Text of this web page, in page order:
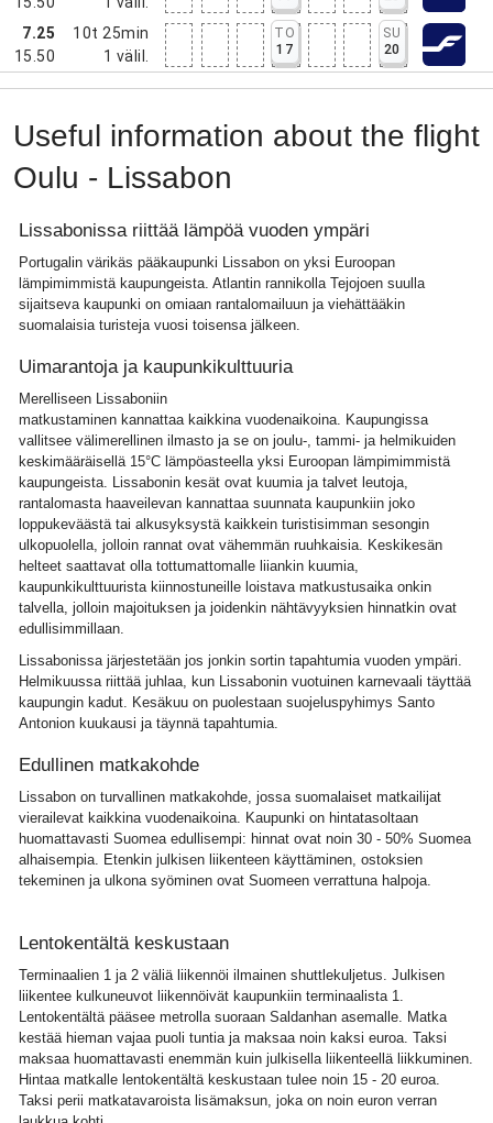
7.25
15.50
10t 25min
1 välil.
TO
17
SU
20
Useful information about the flight
Oulu - Lissabon
Lissabonissa riittää lämpöä vuoden ympäri
Portugalin värikäs pääkaupunki Lissabon on yksi Euroopan
lämpimimmistä kaupungeista. Atlantin rannikolla Tejojoen suulla
sijaitseva kaupunki on omiaan rantalomailuun ja viehättääkin
suomalaisia turisteja vuosi toisensa jälkeen.
Uimarantoja ja kaupunkikulttuuria
Merelliseen Lissaboniin
matkustaminen kannattaa kaikkina vuodenaikoina. Kaupungissa
vallitsee välimerellinen ilmasto ja se on joulu-, tammi- ja helmikuiden
keskimääräisellä 15°C lämpöasteella yksi Euroopan lämpimimmistä
kaupungeista. Lissabonin kesät ovat kuumia ja talvet leutoja,
rantalomasta haaveilevan kannattaa suunnata kaupunkiin joko
loppukeväästä tai alkusyksystä kaikkein turistisimman sesongin
ulkopuolella, jolloin rannat ovat vähemmän ruuhkaisia. Keskikesän
helteet saattavat olla tottumattomalle liiankin kuumia,
kaupunkikulttuurista kiinnostuneille loistava matkustusaika onkin
talvella, jolloin majoituksen ja joidenkin nähtävyyksien hinnatkin ovat
edullisimmillaan.
Lissabonissa järjestetään jos jonkin sortin tapahtumia vuoden ympäri.
Helmikuussa riittää juhlaa, kun Lissabonin vuotuinen karnevaali täyttää
kaupungin kadut. Kesäkuu on puolestaan suojeluspyhimys Santo
Antonion kuukausi ja täynnä tapahtumia.
Edullinen matkakohde
Lissabon on turvallinen matkakohde, jossa suomalaiset matkailijat
vierailevat kaikkina vuodenaikoina. Kaupunki on hintatasoltaan
huomattavasti Suomea edullisempi: hinnat ovat noin 30 - 50% Suomea
alhaisempia. Etenkin julkisen liikenteen käyttäminen, ostoksien
tekeminen ja ulkona syöminen ovat Suomeen verrattuna halpoja.
Lentokentältä keskustaan
Terminaalien 1 ja 2 väliä liikennöi ilmainen shuttlekuljetus. Julkisen
liikentee kulkuneuvot liikennöivät kaupunkiin terminaalista 1.
Lentokentältä pääsee metrolla suoraan Saldanhan asemalle. Matka
kestää hieman vajaa puoli tuntia ja maksaa noin kaksi euroa. Taksi
maksaa huomattavasti enemmän kuin julkisella liikenteellä liikkuminen.
Hintaa matkalle lentokentältä keskustaan tulee noin 15 - 20 euroa.
Taksi perii matkatavaroista lisämaksun, joka on noin euron verran